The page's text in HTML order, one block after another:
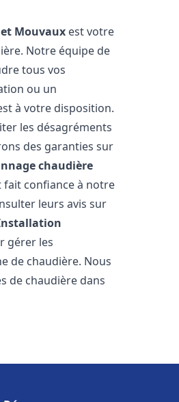
Mouvaux est votre
Notre équipe de
tous vos
ou un
à votre disposition.
les désagréments
des garanties sur
chaudière
fait confiance à notre
leurs avis sur
gérer les
de chaudière. Nous
de chaudière dans